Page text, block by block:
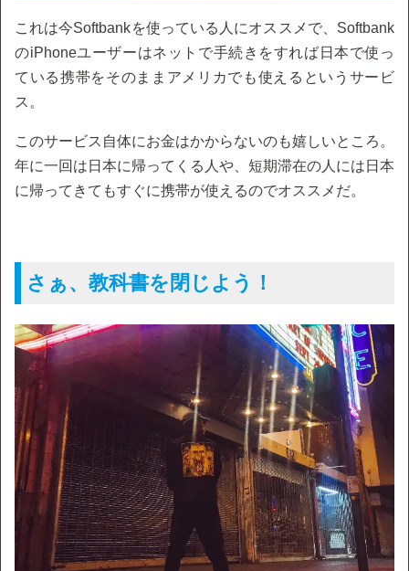
これは今Softbankを使っている人にオススメで、Softbank
のiPhoneユーザーはネットで手続きをすれば日本で使っ
ている携帯をそのままアメリカでも使えるというサービ
ス。
このサービス自体にお金はかからないのも嬉しいところ。
年に一回は日本に帰ってくる人や、短期滞在の人には日本
に帰ってきてもすぐに携帯が使えるのでオススメだ。
さぁ、教科書を閉じよう！